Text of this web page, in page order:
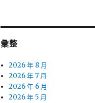
彙整
2026 年 8 月
2026 年 7 月
2026 年 6 月
2026 年 5 月